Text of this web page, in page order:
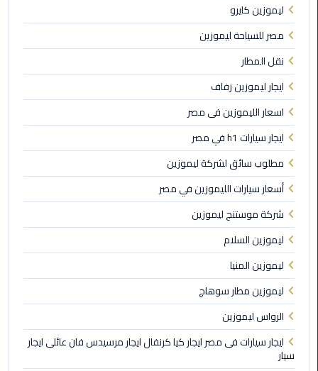
ليموزين
توصيل
المطار
ليموزين
مطار
مرسي
مطروح
ليموزين
مطار
اكتوبر
ليموزين
مطار
الغردقة
ليموزين
مطار
القاهرة
أسعار
ليموزين كايرو
مصر للسياحة ليموزين
نقل المطار
ايجار ليموزين زفاف
اسعار الليموزين فى مصر
ايجار سيارات h1 في مصر
مطلوب سائق لشركة ليموزين
أسعار سيارات الليموزين في مصر
شركة موستنج ليموزين
ليموزين السلام
ليموزين المنيا
ليموزين مطار سوهاج
الرواس ليموزين
ايجار سيارات فى مصر ايجار كيا كرنفال ايجار مرسيدس فان عائلى ايجار
سيار